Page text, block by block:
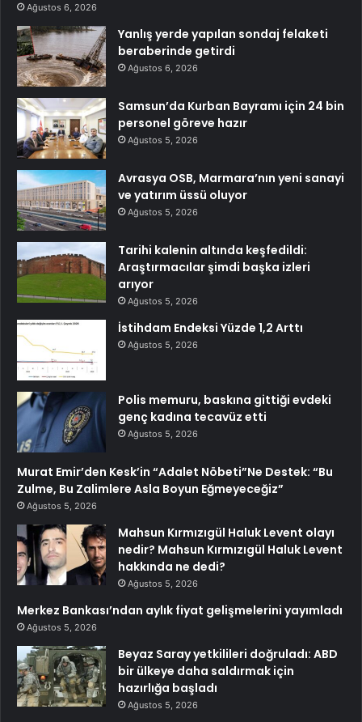
Ağustos 6, 2026
Yanlış yerde yapılan sondaj felaketi
beraberinde getirdi
Ağustos 6, 2026
Samsun’da Kurban Bayramı için 24 bin
personel göreve hazır
Ağustos 5, 2026
Avrasya OSB, Marmara’nın yeni sanayi
ve yatırım üssü oluyor
Ağustos 5, 2026
Tarihi kalenin altında keşfedildi:
Araştırmacılar şimdi başka izleri
arıyor
Ağustos 5, 2026
İstihdam Endeksi Yüzde 1,2 Arttı
Ağustos 5, 2026
Polis memuru, baskına gittiği evdeki
genç kadına tecavüz etti
Ağustos 5, 2026
Murat Emir’den Kesk’in “Adalet Nöbeti”Ne Destek: “Bu
Zulme, Bu Zalimlere Asla Boyun Eğmeyeceğiz”
Ağustos 5, 2026
Mahsun Kırmızıgül Haluk Levent olayı
nedir? Mahsun Kırmızıgül Haluk Levent
hakkında ne dedi?
Ağustos 5, 2026
Merkez Bankası’ndan aylık fiyat gelişmelerini yayımladı
Ağustos 5, 2026
Beyaz Saray yetkilileri doğruladı: ABD
bir ülkeye daha saldırmak için
hazırlığa başladı
Ağustos 5, 2026